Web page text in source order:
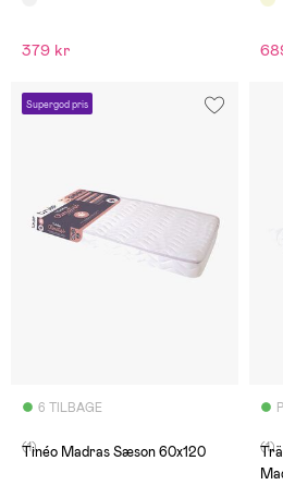
379 kr
Supergod pris
6 TILBAGE
(1)
Tinéo Madras Sæson 60x120 (1)